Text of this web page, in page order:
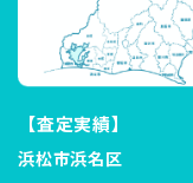
【査定実績】
浜松市浜名区